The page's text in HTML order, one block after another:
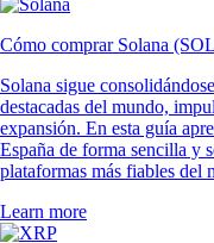
Cómo comprar Solana
Solana sigue
destacadas del mundo,
expansión. En esta guía
España de forma sencilla y
plataformas más fiables del
Learn more